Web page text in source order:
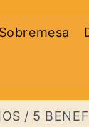
Sobremesa
5